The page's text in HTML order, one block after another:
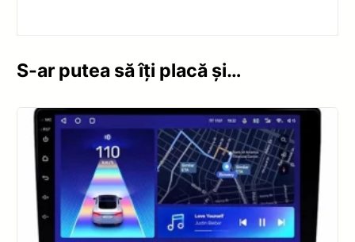
S-ar putea să îți placă și…